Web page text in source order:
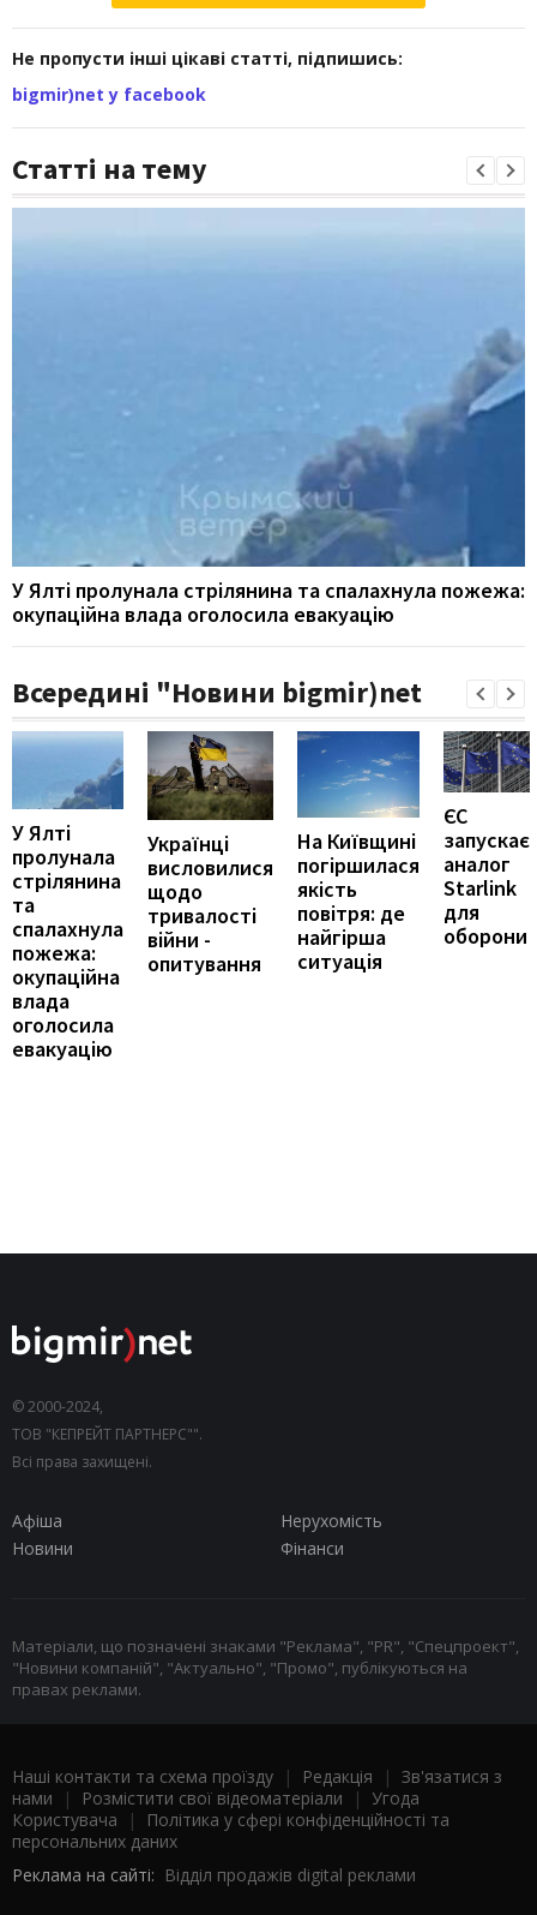
Не пропусти інші цікаві статті, підпишись:
bigmir)net у facebook
Статті на тему
У Ялті пролунала стрілянина та спалахнула пожежа:
окупаційна влада оголосила евакуацію
Всередині "Новини bigmir)net
У Ялті
пролунала
стрілянина
та
спалахнула
пожежа:
окупаційна
влада
оголосила
евакуацію
Українці
висловилися
щодо
тривалості
війни -
опитування
На Київщині
погіршилася
якість
повітря: де
найгірша
ситуація
ЄС
запускає
аналог
Starlink
для
оборони
© 2000-2024,
ТОВ "КЕПРЕЙТ ПАРТНЕРС"".
Всі права захищені.
Афіша
Нерухомість
Новини
Фінанси
Матеріали, що позначені знаками "Реклама", "PR", "Спецпроект",
"Новини компаній", "Актуально", "Промо", публікуються на
правах реклами.
Наші контакти та схема проїзду | Редакція | Зв'язатися з
нами | Розмістити свої відеоматеріали | Угода
Користувача |
Політика у сфері конфіденційності та
персональних даних
Реклама на сайті: Відділ продажів digital реклами